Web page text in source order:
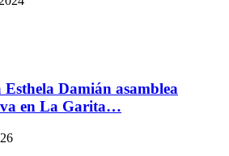
Esthela Damián asamblea
en La Garita…